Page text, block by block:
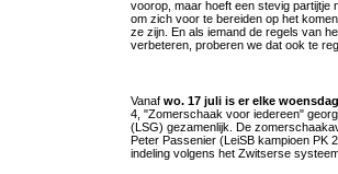
voorop, maar hoeft een stevig partijtje
om zich voor te bereiden op het
ze zijn. En als iemand de regels van
verbeteren, proberen we dat ook te
Vanaf wo. 17 juli is er elke
4, "Zomerschaak voor iedereen"
(LSG) gezamenlijk. De
Peter Passenier (LeiSB kampioen PK
indeling volgens het Zwitserse